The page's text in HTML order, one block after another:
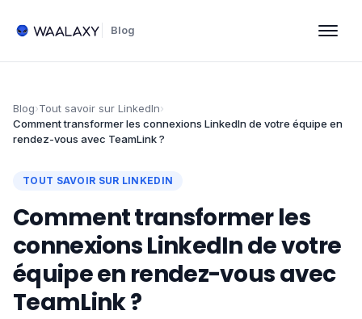
Blog
Blog›Tout savoir sur LinkedIn›
Comment transformer les connexions LinkedIn de votre équipe en
rendez-vous avec TeamLink ?
TOUT SAVOIR SUR LINKEDIN
Comment transformer les
connexions LinkedIn de votre
équipe en rendez-vous avec
TeamLink ?